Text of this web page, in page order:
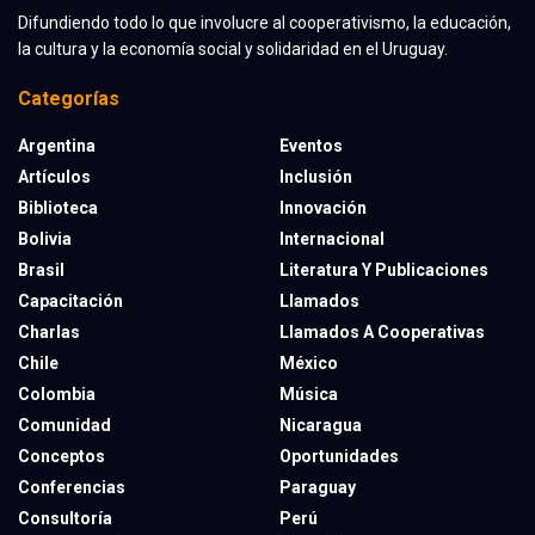
Difundiendo todo lo que involucre al cooperativismo, la educación,
la cultura y la economía social y solidaridad en el Uruguay.
Categorías
Argentina
Artículos
Biblioteca
Bolivia
Brasil
Capacitación
Charlas
Chile
Colombia
Comunidad
Conceptos
Conferencias
Consultoría
Eventos
Inclusión
Innovación
Internacional
Literatura Y Publicaciones
Llamados
Llamados A Cooperativas
México
Música
Nicaragua
Oportunidades
Paraguay
Perú